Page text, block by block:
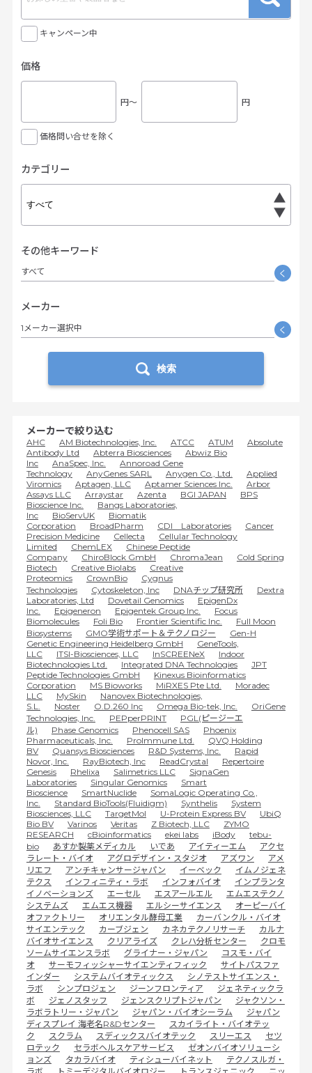
キャンペーン中
価格
円〜 円
価格問い合せを除く
カテゴリー
その他キーワード
すべて く
メーカー
1メーカー選択中 く
検索
メーカーで絞り込む
AHC AM Biotechnologies, Inc. ATCC ATUM
Absolute
Antibody Ltd
Abterra Biosciences
Abwiz Bio
Inc
AnaSpec, Inc.
Annoroad Gene
Technology
AnyGenes SARL Anygen Co., Ltd.
Applied
Viromics
Aptagen, LLC Aptamer Sciences Inc.
Arbor
Assays LLC
Arraystar Azenta BGI JAPAN
BPS
Bioscience Inc.
Bangs Laboratories,
Inc
BioServUK
Biomatik
Corporation
BroadPharm CDI Laboratories
Cancer
Precision Medicine
Cellecta
Cellular Technology
Limited
ChemLEX
Chinese Peptide
Company
ChiroBlock GmbH ChromaJean
Cold Spring
Biotech
Creative Biolabs
Creative
Proteomics
CrownBio
Cygnus
Technologies
Cytoskeleton, Inc DNAチップ研究所
Dextra
Laboratories, Ltd
Dovetail Genomics
EpigenDx
Inc.
Epigeneron Epigentek Group Inc.
Focus
Biomolecules
Foli Bio Frontier Scientific Inc.
Full Moon
Biosystems
GMO学術サポート＆テクノロジー
Gen-H
Genetic Engineering Heidelberg GmbH
GeneTools,
LLC
ITSI-Biosciences, LLC InSCREENeX
Indoor
Biotechnologies Ltd.
Integrated DNA Technologies
JPT
Peptide Technologies GmbH
Kinexus Bioinformatics
Corporation
MS Bioworks MiRXES Pte Ltd.
Moradec
LLC
MySkin
Nanovex Biotechnologies,
S.L.
Noster O.D.260 Inc Omega Bio-tek, Inc.
OriGene
Technologies, Inc.
PEPperPRINT
PGL(ピージーエ
ル)
Phase Genomics Phenocell SAS
Phoenix
Pharmaceuticals, Inc.
ProImmune Ltd.
QVQ Holding
BV
Quansys Biosciences R&D Systems, Inc.
Rapid
Novor, Inc.
RayBiotech, Inc ReadCrystal
Repertoire
Genesis
Rhelixa Salimetrics LLC
SignaGen
Laboratories
Singular Genomics
Smart
Bioscience
SmartNuclide
SomaLogic Operating Co.,
Inc.
Standard BioTools(Fluidigm) Synthelis
System
Biosciences, LLC
TargetMol U-Protein Express BV
UbiQ
Bio BV
Varinos Veritas Z Biotech, LLC
ZYMO
RESEARCH
cBioinformatics ekei labs iBody
tebu-
bio
あすか製薬メディカル いであ アイティーエム
アクセ
ラレート・バイオ
アグロデザイン・スタジオ アズワン
アメ
リエフ
アンチキャンサージャパン イーベック
イムノジェネ
テクス
インフィニティ・ラボ インフォバイオ
インプランタ
イノベーションズ
エーセル エスアールエル
エムエステクノ
システムズ
エムエス機器 エルシーサイエンス
オーピーバイ
オファクトリー
オリエンタル酵母工業
カーバンクル・バイオ
サイエンテック
カーブジェン カネカテクノリサーチ
カルナ
バイオサイエンス
クリアライズ クレハ分析センター
クロモ
ソームサイエンスラボ
グライナー・ジャパン
コスモ・バイ
オ
サーモフィッシャーサイエンティフィック
サイトパスファ
インダー
システムバイオティックス
シノテストサイエンス・
ラボ
シンプロジェン ジーンフロンティア
ジェネティックラ
ボ
ジェノスタッフ ジェンスクリプトジャパン
ジャクソン・
ラボラトリー・ジャパン
ジャパン・バイオシーラム
ジャパン
ディスプレイ 海老名R&Dセンター
スカイライト・バイオテッ
ク
スクラム スディックスバイオテック スリーエス
セツ
ロテック
セラボヘルスケアサービス
ゼオンバイオソリューシ
ョンズ
タカラバイオ ティシューバイネット
テクノスルガ・